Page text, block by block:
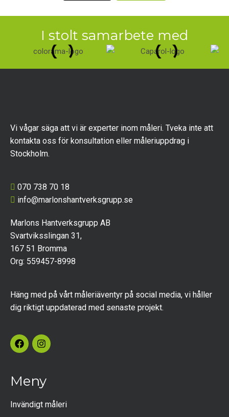
I stolt samarbete med
Vi vågar säga att vi är experter inom måleri. Tveka inte att
kontakta oss för konsultation eller måleriuppdrag i
Stockholm.
070 738 70 18
info@marlonshantverksgrupp.se
Marlons Hantverksgrupp AB
Svartviksslingan 31,
167 51 Bromma
Org: 559457-8998
Häng med på vårt måleriäventyr på social media, vi håller
dig riktigt uppdaterad med senaste projekt.
Meny
Invändigt måleri